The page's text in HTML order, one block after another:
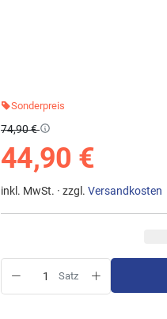
Sonderpreis
74,90 €
44,90 €
inkl. MwSt. · zzgl. Versandkosten
Satz